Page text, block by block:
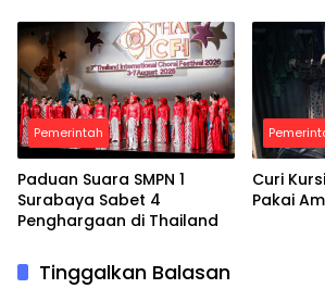
Pemerintah
Paduan Suara SMPN 1
Surabaya Sabet 4
Penghargaan di Thailand
Curi
Pakai
Tinggalkan Balasan